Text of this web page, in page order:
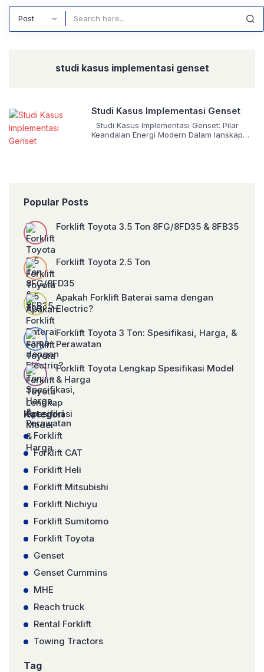
studi kasus implementasi genset
Studi Kasus Implementasi Genset
Studi Kasus Implementasi Genset: Pilar
Keandalan Energi Modern Dalam lanskap
Triguna Karya Nusantara, […]
Popular Posts
Forklift Toyota 3.5 Ton 8FG/8FD35 & 8FB35
Forklift Toyota 2.5 Ton
Apakah Forklift Baterai sama dengan
Electric?
Forklift Toyota 3 Ton: Spesifikasi, Harga, &
Perawatan
Forklift Toyota Lengkap Spesifikasi Model
& Harga
Kategori
Forklift
Forklift CAT
Forklift Heli
Forklift Mitsubishi
Forklift Nichiyu
Forklift Sumitomo
Forklift Toyota
Genset
Genset Cummins
MHE
Reach truck
Rental Forklift
Towing Tractors
Tag